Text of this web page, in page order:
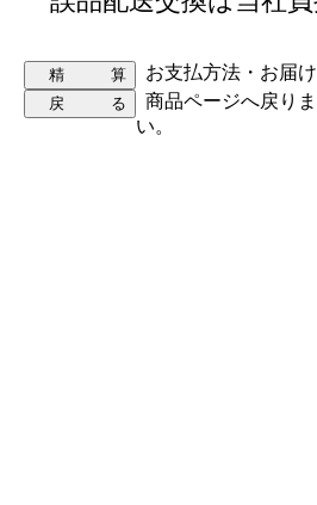
お支払方法・お届
商品ページへ戻り
い。